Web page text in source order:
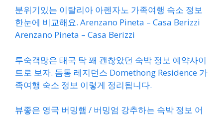
분위기있는 이탈리아 아렌자노 가족여행 숙소 정보
한눈에 비교해요. Arenzano Pineta – Casa Berizzi
Arenzano Pineta – Casa Berizzi
투숙객많은 태국 탁 꽤 괜찮았던 숙박 정보 예약사이
트로 보자. 돔통 레지던스 Domethong Residence 가
족여행 숙소 정보 이렇게 정리됩니다.
뷰좋은 영국 버밍햄 / 버밍엄 강추하는 숙박 정보 어